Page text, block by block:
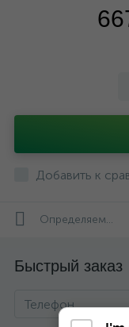
Добавить к
Определяем...
Быстрый заказ